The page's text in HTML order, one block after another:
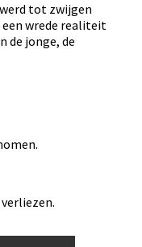
tot zwijgen
wrede realiteit
de jonge, de